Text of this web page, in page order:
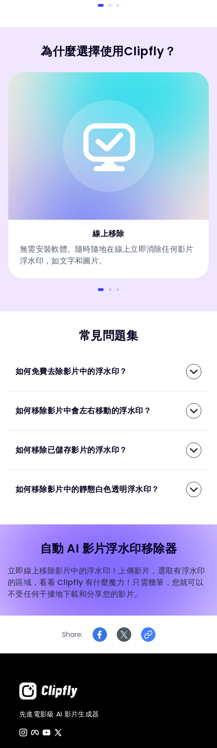
為什麼選擇使用Clipfly？
線上移除
無需安裝軟體。隨時隨地在線上立即消除任何影片
浮水印，如文字和圖片。
常見問題集
如何免費去除影片中的浮水印？
如何移除影片中會左右移動的浮水印？
如何移除已儲存影片的浮水印？
如何移除影片中的靜態白色透明浮水印？
自動 AI 影片浮水印移除器
立即線上移除影片中的浮水印！上傳影片，選取有浮水印
的區域，看看 Clipfly 有什麼魔力！只需幾筆，您就可以
不受任何干擾地下載和分享您的影片。
Share
先進電影級 AI 影片生成器